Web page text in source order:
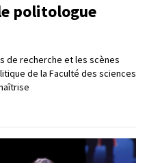
politologue
de recherche et les scènes
de la Faculté des sciences